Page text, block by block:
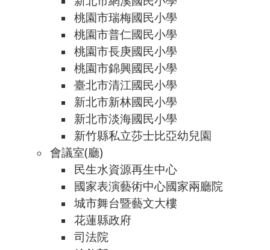
桃園市瑞梅國民小學
桃園市普仁國民小學
桃園市長庚國民小學
桃園市錦興國民小學
臺北市清江國民小學
新北市新林國民小學
新北市淡海國民小學
新竹縣私立莎士比亞幼兒園
會議室(廳)
民生水資源再生中心
國家表演藝術中心國家兩廳院
城市舞台暨藝文大樓
花蓮縣政府
司法院